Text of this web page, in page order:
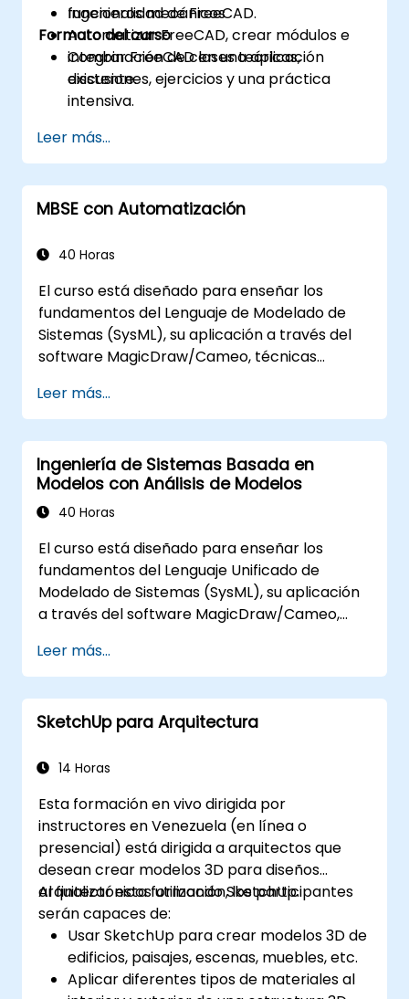
funcionalidad de FreeCAD.
Automatizar FreeCAD, crear módulos e
integrar FreeCAD en una aplicación
existente.
Ingenieros mecánicos
Formato del curso
Combinación de clases teóricas,
discusiones, ejercicios y una práctica
intensiva.
Leer más...
MBSE con Automatización
40 Horas
El curso está diseñado para enseñar los
fundamentos del Lenguaje de Modelado de
Sistemas (SysML), su aplicación a través del
software MagicDraw/Cameo, técnicas
Sistemas Basada en Modelos) y las mejores
prácticas en MBSE. Esta capacitación cubre
los fundamentos para crear plantillas y
generar informes dentro del conjunto de
herramientas MagicDraw/Cameo, y enseña
cómo funcionan las macros y scripts dentro
Leer más...
Ingeniería de Sistemas Basada en
Modelos con Análisis de Modelos
40 Horas
El curso está diseñado para enseñar los
fundamentos del Lenguaje Unificado de
Modelado de Sistemas (SysML), su aplicación
a través del software MagicDraw/Cameo,
Ingeniería de Sistemas Basada en Modelos
(MBSE) y las mejores prácticas en MBSE. Esta
capacitación enseña los conceptos clave y
características de las reglas de validación,
modelo, así como introduce los conceptos
utilizar consultas de modelos en
MagicDraw/Cameo.​
Leer más...
SketchUp para Arquitectura
14 Horas
Esta formación en vivo dirigida por
instructores en Venezuela (en línea o
presencial) está dirigida a arquitectos que
desean crear modelos 3D para diseños
arquitectónicos utilizando SketchUp.
Al finalizar esta formación, los participantes
serán capaces de:
Usar SketchUp para crear modelos 3D de
edificios, paisajes, escenas, muebles, etc.
Aplicar diferentes tipos de materiales al